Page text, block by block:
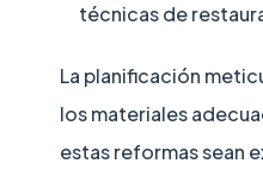
técnicas de
La planificación
los materiales
estas reformas sean